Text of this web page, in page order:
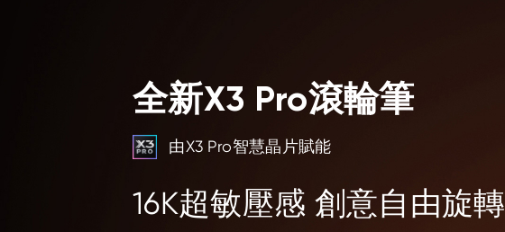
全新X3 Pro滾輪筆
由X3 Pro智慧晶片賦能
16K超敏壓感 創意自由旋轉